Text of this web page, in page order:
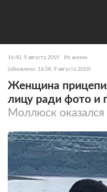
16:40, 9 августа 2019 Из жизни
(обновлено: 16:58, 9 августа 2019)
Женщина
лицу ради фото и
Моллюск